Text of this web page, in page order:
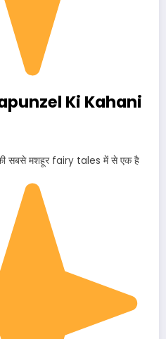
Ki Kahani
की सबसे मशहूर fairy tales में से एक है